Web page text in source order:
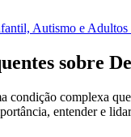
sobre
condição complexa
entender e